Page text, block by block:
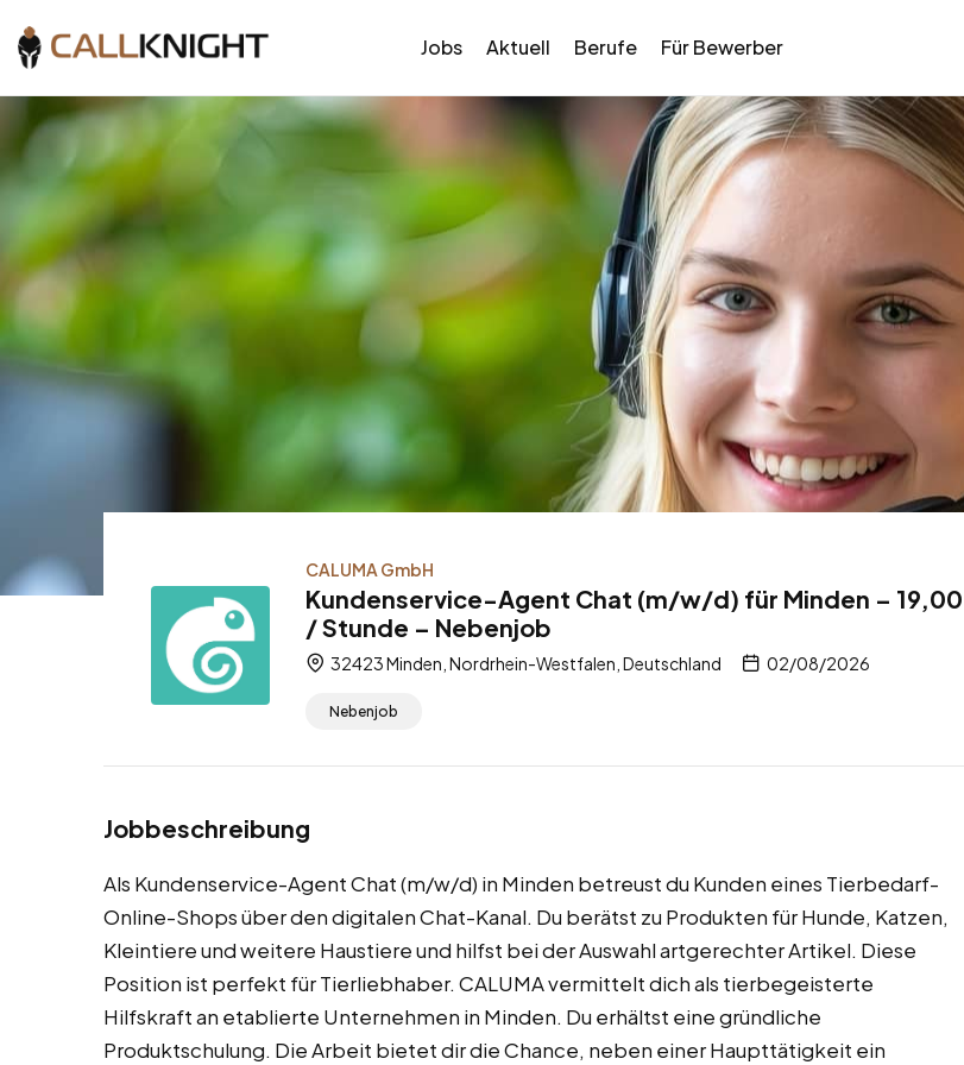
Jobs Aktuell Berufe Für Bewerber
CALUMA GmbH
Kundenservice-Agent Chat (m/w/d) für Minden –
/ Stunde – Nebenjob
32423 Minden, Nordrhein-Westfalen, Deutschland 02/08/2026
Nebenjob
Jobbeschreibung
Als Kundenservice-Agent Chat (m/w/d) in Minden betreust du Kunden eines Tierbedarf-
Online-Shops über den digitalen Chat-Kanal. Du berätst zu Produkten für Hunde, Katzen,
Kleintiere und weitere Haustiere und hilfst bei der Auswahl artgerechter Artikel. Diese
Position ist perfekt für Tierliebhaber. CALUMA vermittelt dich als tierbegeisterte
Hilfskraft an etablierte Unternehmen in Minden. Du erhältst eine gründliche
Produktschulung. Die Arbeit bietet dir die Chance, neben einer Haupttätigkeit ein